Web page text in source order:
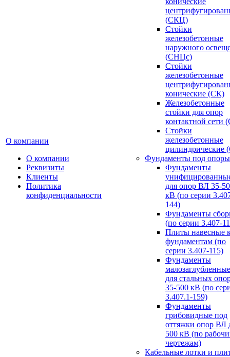
О компании
О компании
Реквизиты
Клиенты
Политика
конфиденциальности
(СКЦ)
Стойки
железобетонные
наружного
(СНЦс)
Стойки
железобетонные
конические (СК)
Железобетонные
стойки для опор
контактной сети
Стойки
железобетонные
цилиндрические
Фундаменты под опоры
Фундаменты
для опор ВЛ 35-
кВ (по серии
144)
Фундаменты
(по серии 3.407-
Плиты навесные
фундаментам (по
серии 3.407-115)
Фундаменты
малозаглубленные
для стальных
35-500 кВ (по
3.407.1-159)
Фундаменты
грибовидные под
оттяжки опор ВЛ
500 кВ (по
чертежам)
Кабельные лотки и